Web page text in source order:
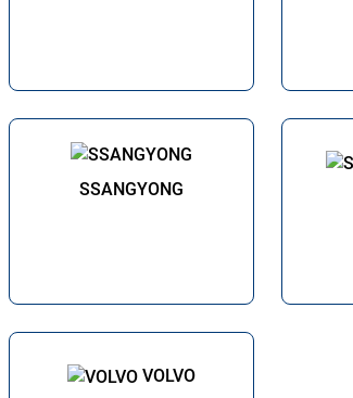
SSANGYONG
VOLVO